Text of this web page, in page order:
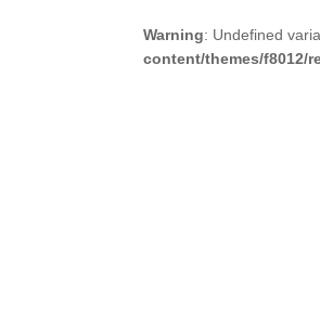
Warning: Undefined
content/themes/f8012/